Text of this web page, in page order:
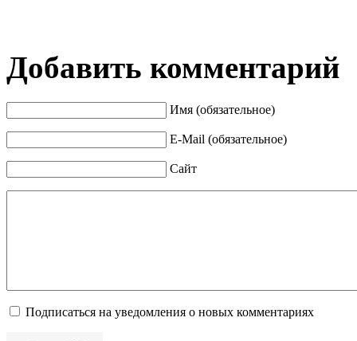
Добавить комментарий
Имя (обязательное)
E-Mail (обязательное)
Сайт
Подписаться на уведомления о новых комментариях